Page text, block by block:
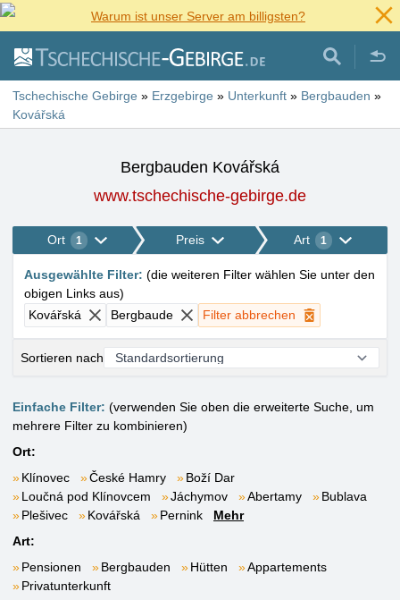
Warum ist unser Server am billigsten?
Tschechische Gebirge » Erzgebirge » Unterkunft » Bergbauden »
Kovářská
Bergbauden Kovářská
www.tschechische-gebirge.de
Ort 1 Preis Art 1
Ausgewählte Filter: (die weiteren Filter wählen Sie unter den
obigen Links aus)
Kovářská
Bergbaude Filter abbrechen
Sortieren nach
Einfache Filter: (verwenden Sie oben die erweiterte Suche, um
mehrere Filter zu kombinieren)
Ort:
Klínovec
České Hamry
Boží Dar
Loučná pod Klínovcem
Jáchymov Abertamy
Bublava
Plešivec
Kovářská Pernink
Mehr
Art:
Pensionen
Bergbauden Hütten
Appartements
Privatunterkunft